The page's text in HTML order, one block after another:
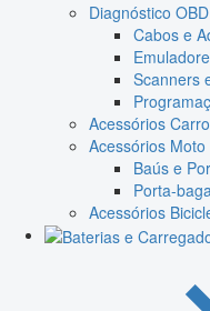
Diagnóstico
Cabos e
Scanners
Acessórios Carro
Acessórios Moto
Baús e
Porta-
Acessórios